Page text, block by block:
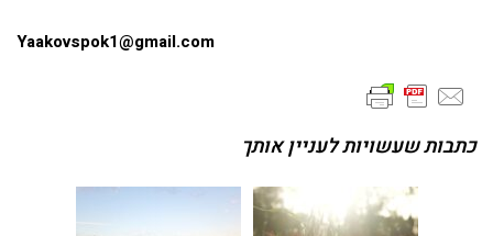
Yaakovspok1@gmail.com
כתבות שעשויות לעניין אותך